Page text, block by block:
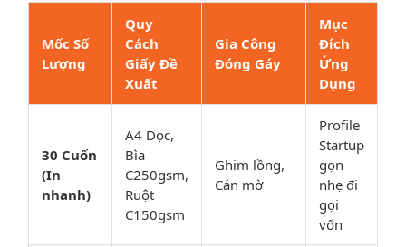
Mốc Số
Lượng
Quy
Cách
Giấy Đề
Xuất
Gia Công
Đóng Gáy
Mục
Đích
Ứng
Dụng
30 Cuốn
(In
nhanh)
A4 Dọc,
Bìa
C250gsm,
Ruột
C150gsm
Ghim lồng,
Cán mờ
Profile
Startup
gọn
nhẹ đi
gọi
vốn